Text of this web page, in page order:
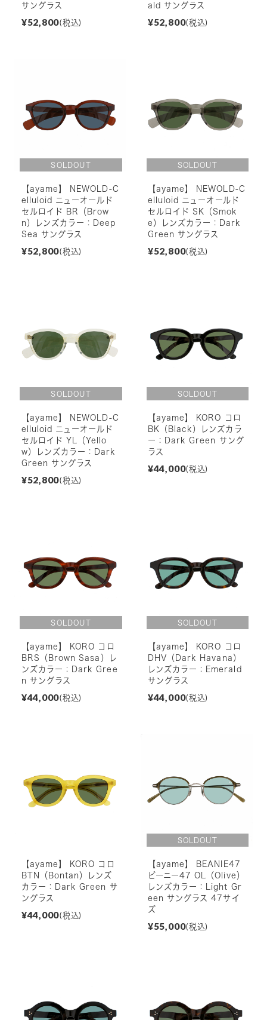
サングラス
¥52,800(税込)
ald サングラス
¥52,800(税込)
【ayame】 NEWOLD-C
elluloid ニューオールド
セルロイド BR（Brow
n）レンズカラー：Deep
Sea サングラス
¥52,800(税込)
【ayame】 NEWOLD-C
elluloid ニューオールド
セルロイド SK（Smok
e）レンズカラー：Dark
Green サングラス
¥52,800(税込)
【ayame】 NEWOLD-C
elluloid ニューオールド
セルロイド YL（Yello
w）レンズカラー：Dark
Green サングラス
¥52,800(税込)
【ayame】 KORO コロ
BK（Black）レンズカラ
ー：Dark Green サング
ラス
¥44,000(税込)
【ayame】 KORO コロ
BRS（Brown Sasa）レ
ンズカラー：Dark Gree
n サングラス
¥44,000(税込)
【ayame】 KORO コロ
DHV（Dark Havana）
レンズカラー：Emerald
サングラス
¥44,000(税込)
【ayame】 KORO コロ
BTN（Bontan）レンズ
カラー：Dark Green サ
ングラス
¥44,000(税込)
【ayame】 BEANIE47
ビーニー47 OL（Olive）
レンズカラー：Light Gr
een サングラス 47サイ
ズ
¥55,000(税込)